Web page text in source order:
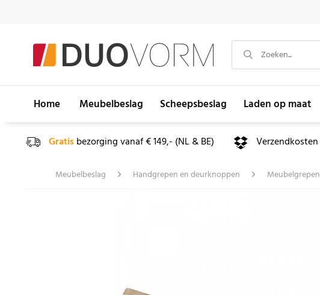
Home Meubelbeslag Scheepsbeslag Laden op maat
Gratisbezorging vanaf € 149,- (NL & BE) Verzendkosten
Meubelbeslag Handgrepen en deurknoppen Meubelgrepen